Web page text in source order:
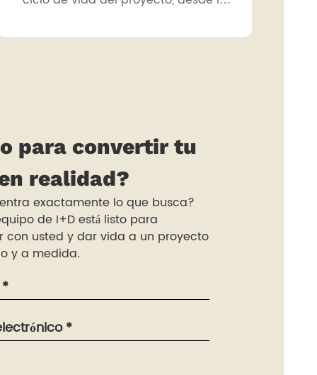
servicio posventa.
para convertir tu
realidad?
exactamente lo que busca?
de I+D está listo para
con usted y dar vida a un proyecto
y a medida.
*